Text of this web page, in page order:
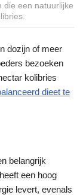
die een natuurlijke
dozijn of meer
bezoeken
kolibries
dieet te
belangrijk
een hoog
levert, evenals